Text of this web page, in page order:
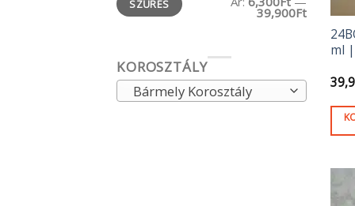
árár SZŰRÉS
39,900Ft
KOROSZTÁLY
Bármely Korosztály
ml |